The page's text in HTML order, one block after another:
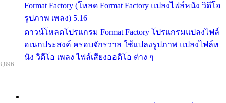
Format Factory (โหลด Format Factory แปลงไฟล์หนัง วิดีโอ
รูปภาพ เพลง) 5.16
ดาวน์โหลดโปรแกรม Format Factory โปรแกรมแปลงไฟล์
อเนกประสงค์ ครอบจักรวาล ใช้แปลงรูปภาพ แปลงไฟล์ห
นัง วิดีโอ เพลง ไฟล์เสียงออดิโอ ต่าง ๆ